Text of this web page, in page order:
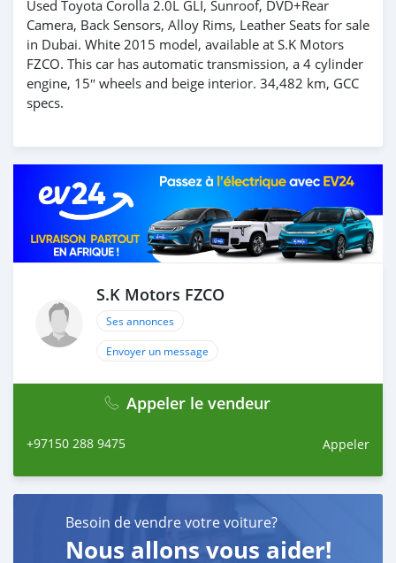
Used Toyota Corolla 2.0L GLI, Sunroof, DVD+Rear
Camera, Back Sensors, Alloy Rims, Leather Seats for sale
in Dubai. White 2015 model, available at S.K Motors
FZCO. This car has automatic transmission, a 4 cylinder
engine, 15″ wheels and beige interior. 34,482 km, GCC
specs.
S.K Motors FZCO
Ses annonces
Envoyer un message
Appeler le vendeur
+97150 288 9475 Appeler
Besoin de vendre votre voiture?
Nous allons vous aider!